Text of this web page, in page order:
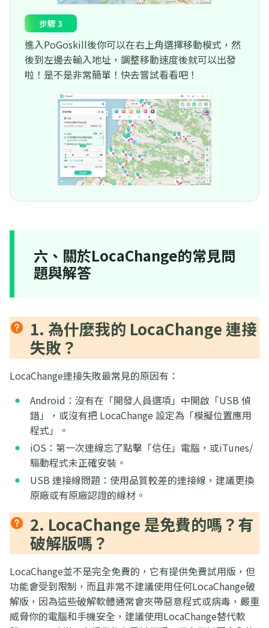
步驟 3
進入PoGoskill後你可以在右上角選擇移動模式，然
後到左邊去輸入地址，調整移動速度後就可以出發
啦！是不是非常簡單！快去嘗試看看吧！
六、關於LocaChange的常見問
題與解答
1. 為什麼我的 LocaChange 連接
失敗？
LocaChange連接失敗最常見的原因有：
Android：沒有在「開發人員選項」中開啟「USB 偵
錯」，或沒有把 LocaChange 設定為「模擬位置應用
程式」。
iOS：第一次連線忘了點擊「信任」電腦，或iTunes/
驅動程式未正確安裝。
USB 連接線問題：使用品質較差的連接線，建議更換
原廠或有原廠認證的線材。
2. LocaChange 是免費的嗎？有
破解版嗎？
LocaChange並不是完全免費的，它有提供免費試用版，但
功能會受到限制，而且非常不建議使用任何LocaChange破
解版，因為這些破解軟體通常會夾帶惡意程式或病毒，嚴重
威脅你的電腦和手機安全，建議使用LocaChange替代軟